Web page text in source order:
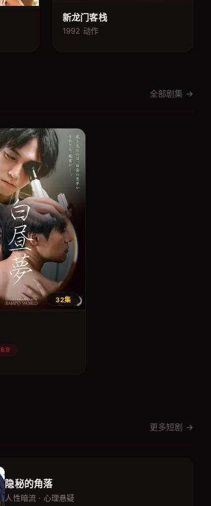
新龙门客栈
1992·动作
全部剧集 →
32集
8.9
更多短剧 →
隐秘的角落
人性暗流 · 心理悬疑